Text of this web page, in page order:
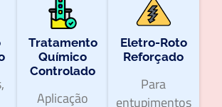
Tratamento
Químico
Controlado
Aplicação
Eletro-Roto
Reforçado
Para
entupimentos